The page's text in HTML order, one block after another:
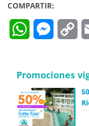
COMPARTIR:
WhatsApp
Promociones